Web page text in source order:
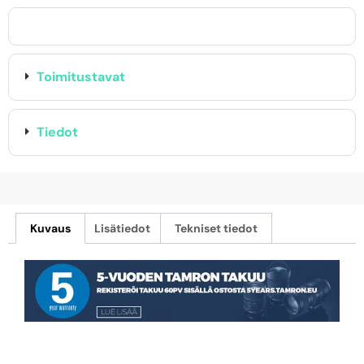
Toimitustavat
Tiedot
Kuvaus Lisätiedot Tekniset tiedot